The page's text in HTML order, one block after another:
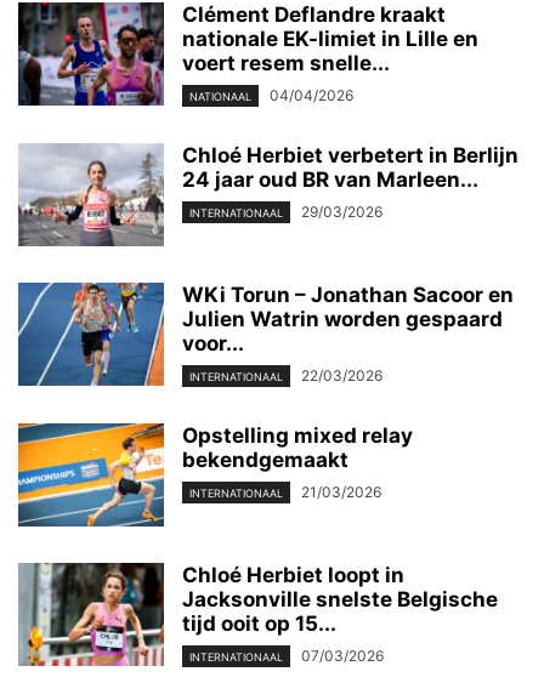
Clément Deflandre kraakt
nationale EK-limiet in Lille en
voert resem snelle...
NATIONAAL 04/04/2026
Chloé Herbiet verbetert in Berlijn
24 jaar oud BR van Marleen...
INTERNATIONAAL 29/03/2026
WKi Torun – Jonathan Sacoor en
Julien Watrin worden gespaard
voor...
INTERNATIONAAL 22/03/2026
Opstelling mixed relay
bekendgemaakt
INTERNATIONAAL 21/03/2026
Chloé Herbiet loopt in
Jacksonville snelste Belgische
tijd ooit op 15...
INTERNATIONAAL 07/03/2026